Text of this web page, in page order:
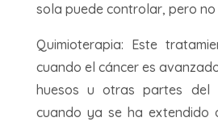
sola puede controlar, pero no
Quimioterapia: Este
cuando el cáncer es
huesos u otras partes del
cuando ya se ha extendido